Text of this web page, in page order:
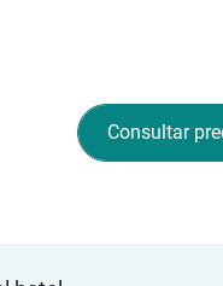
Consultar